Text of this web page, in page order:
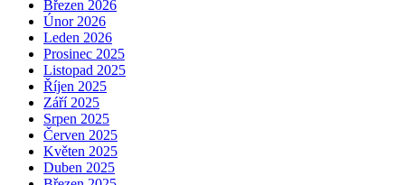
Březen 2026
Únor 2026
Leden 2026
Prosinec 2025
Listopad 2025
Říjen 2025
Září 2025
Srpen 2025
Červen 2025
Květen 2025
Duben 2025